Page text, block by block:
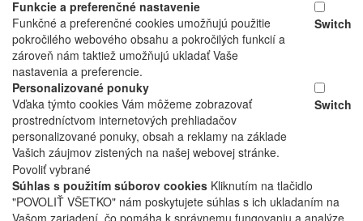
Funkcie a preferenčné nastavenie
Funkčné a preferenčné cookies umožňujú použitie
pokročilého webového obsahu a pokročilých funkcií a
zároveň nám taktiež umožňujú ukladať Vaše
nastavenia a preferencie.
Switch
Personalizované ponuky
Vďaka týmto cookies Vám môžeme zobrazovať
prostredníctvom internetových prehliadačov
personalizované ponuky, obsah a reklamy na základe
Vašich záujmov zistených na našej webovej stránke.
Switch
Povoliť vybrané
Súhlas s použitím súborov cookies Kliknutím na tlačidlo
"POVOLIŤ VŠETKO" nám poskytujete súhlas s ich ukladaním na